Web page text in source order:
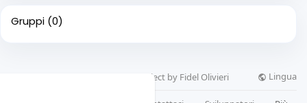
Gruppi (0)
© 2026 Cogimpa, a Webionz.com project by Fidel Olivieri Lingua